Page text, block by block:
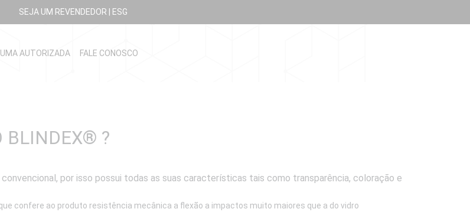
SEJA UM REVENDEDOR ESG
AUTORIZADA FALE CONOSCO
BLINDEX® ?
por isso possui todas as suas características tais como transparência, coloração e
confere ao produto resistência mecânica a flexão a impactos muito maiores que a do vidro